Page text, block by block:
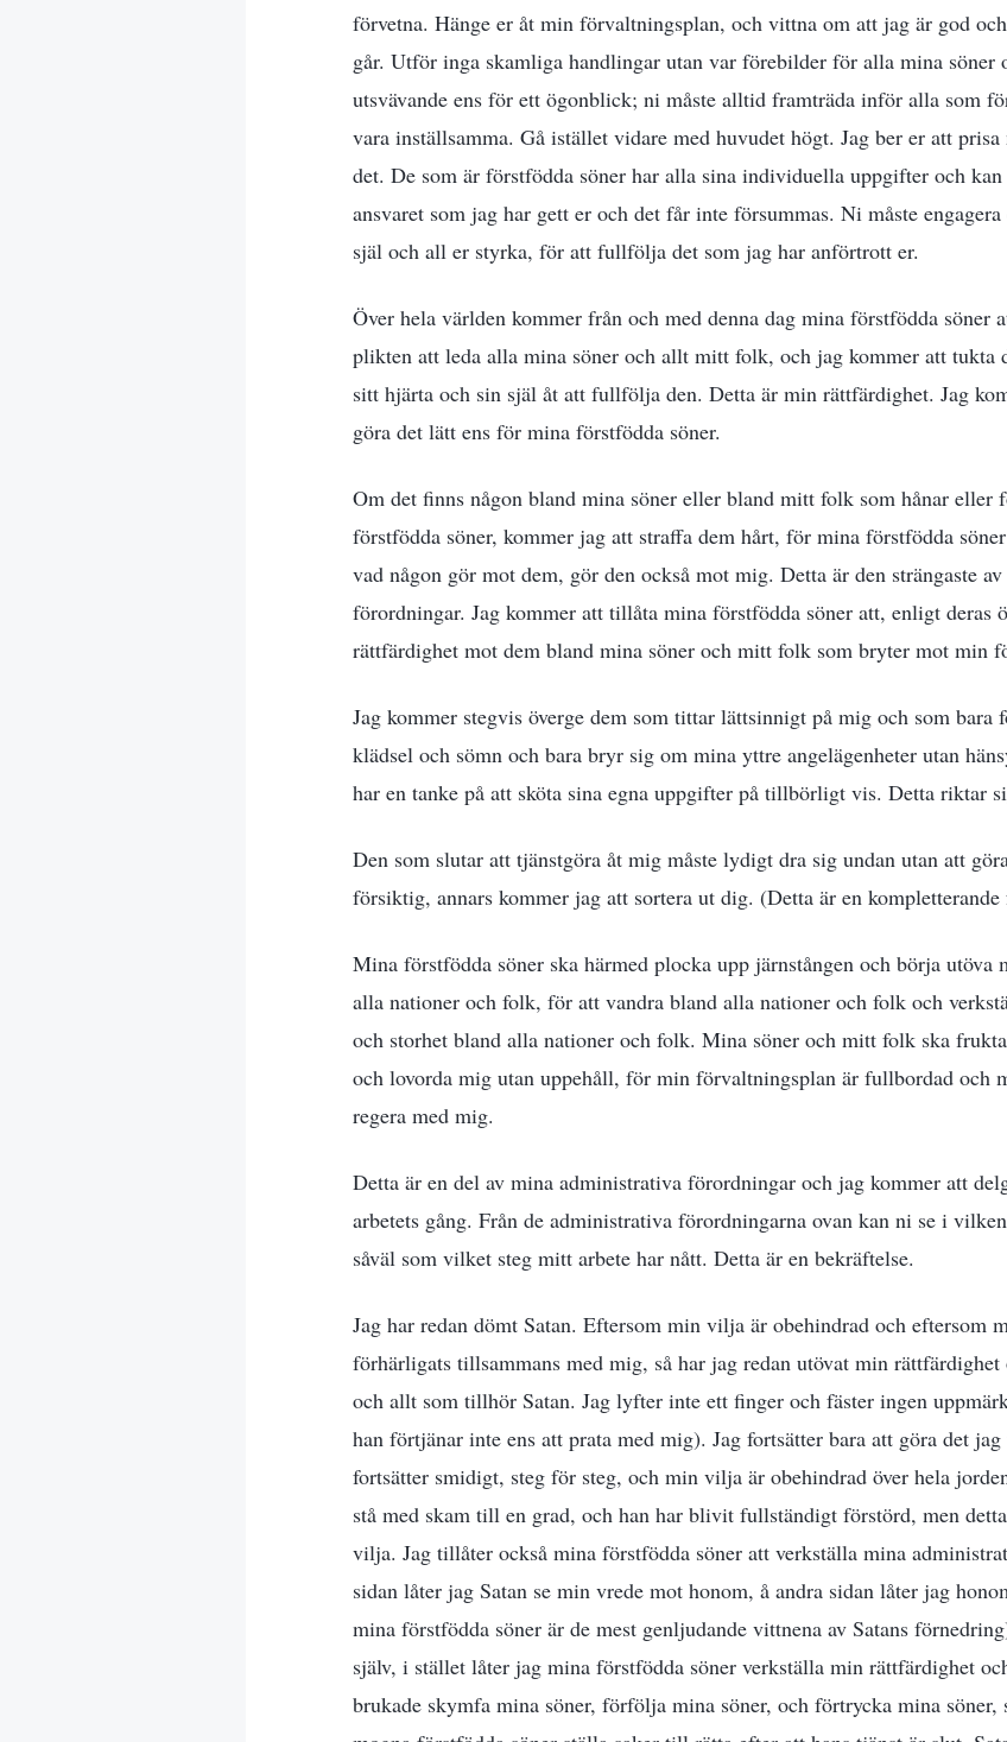
förvetna. Hänge er åt min förvaltningsplan, och vittna om att jag är god
går. Utför inga skamliga handlingar utan var förebilder för alla mina
utsvävande ens för ett ögonblick; ni måste alltid framträda inför alla som
vara inställsamma. Gå istället vidare med huvudet högt. Jag ber er att
det. De som är förstfödda söner har alla sina individuella uppgifter och
ansvaret som jag har gett er och det får inte försummas. Ni måste
själ och all er styrka, för att fullfölja det som jag har anförtrott er.
Över hela världen kommer från och med denna dag mina förstfödda
plikten att leda alla mina söner och allt mitt folk, och jag kommer att tukta
sitt hjärta och sin själ åt att fullfölja den. Detta är min rättfärdighet. Jag
göra det lätt ens för mina förstfödda söner.
Om det finns någon bland mina söner eller bland mitt folk som hånar eller
förstfödda söner, kommer jag att straffa dem hårt, för mina förstfödda
vad någon gör mot dem, gör den också mot mig. Detta är den strängaste
förordningar. Jag kommer att tillåta mina förstfödda söner att, enligt deras
rättfärdighet mot dem bland mina söner och mitt folk som bryter mot min
Jag kommer stegvis överge dem som tittar lättsinnigt på mig och som bara
klädsel och sömn och bara bryr sig om mina yttre angelägenheter utan
har en tanke på att sköta sina egna uppgifter på tillbörligt vis. Detta riktar
Den som slutar att tjänstgöra åt mig måste lydigt dra sig undan utan att
försiktig, annars kommer jag att sortera ut dig. (Detta är en
Mina förstfödda söner ska härmed plocka upp järnstången och börja
alla nationer och folk, för att vandra bland alla nationer och folk och
och storhet bland alla nationer och folk. Mina söner och mitt folk ska
och lovorda mig utan uppehåll, för min förvaltningsplan är fullbordad och
regera med mig.
Detta är en del av mina administrativa förordningar och jag kommer att
arbetets gång. Från de administrativa förordningarna ovan kan ni se i
såväl som vilket steg mitt arbete har nått. Detta är en bekräftelse.
Jag har redan dömt Satan. Eftersom min vilja är obehindrad och eftersom
förhärligats tillsammans med mig, så har jag redan utövat min rättfärdighet
och allt som tillhör Satan. Jag lyfter inte ett finger och fäster ingen
han förtjänar inte ens att prata med mig). Jag fortsätter bara att göra det
fortsätter smidigt, steg för steg, och min vilja är obehindrad över hela
stå med skam till en grad, och han har blivit fullständigt förstörd, men
vilja. Jag tillåter också mina förstfödda söner att verkställa mina
sidan låter jag Satan se min vrede mot honom, å andra sidan låter jag
mina förstfödda söner är de mest genljudande vittnena av Satans
själv, i stället låter jag mina förstfödda söner verkställa min rättfärdighet
brukade skymfa mina söner, förfölja mina söner, och förtrycka mina söner,